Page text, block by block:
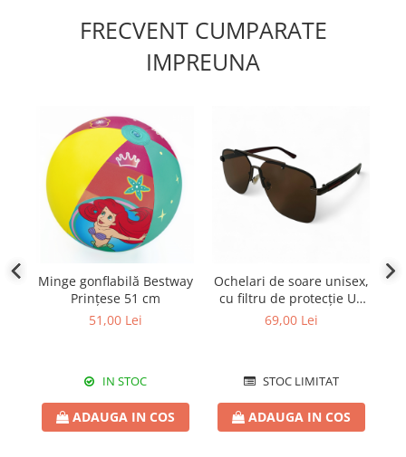
FRECVENT CUMPARATE
IMPREUNA
Minge gonflabilă Bestway
Prințese 51 cm
51,00 Lei
IN STOC
ADAUGA IN COS
Ochelari de soare unisex,
cu filtru de protecție UV
400, cu toc cadou, OSX36
69,00 Lei
STOC LIMITAT
ADAUGA IN COS